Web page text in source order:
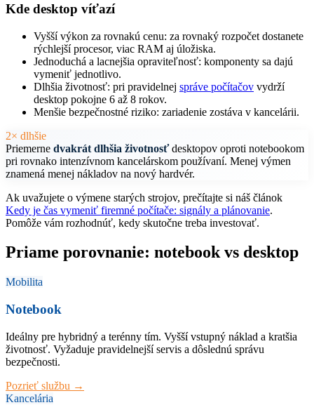
Kde desktop víťazí
Vyšší výkon za rovnakú cenu: za rovnaký rozpočet dostanete
rýchlejší procesor, viac RAM aj úložiska.
Jednoduchá a lacnejšia opraviteľnosť: komponenty sa dajú
vymeniť jednotlivo.
Dlhšia životnosť: pri pravidelnej správe počítačov vydrží
desktop pokojne 6 až 8 rokov.
Menšie bezpečnostné riziko: zariadenie zostáva v kancelárii.
2× dlhšie
Priemerne dvakrát dlhšia životnosťdesktopov oproti notebookom
pri rovnako intenzívnom kancelárskom používaní. Menej výmen
znamená menej nákladov na nový hardvér.
Ak uvažujete o výmene starých strojov, prečítajte si náš článok
Kedy je čas vymeniť firemné počítače: signály a plánovanie.
Pomôže vám rozhodnúť, kedy skutočne treba investovať.
Priame porovnanie: notebook vs desktop
Mobilita
Notebook
Ideálny pre hybridný a terénny tím. Vyšší vstupný náklad a kratšia
životnosť. Vyžaduje pravidelnejší servis a dôslednú správu
bezpečnosti.
Pozrieť službu →
Kancelária